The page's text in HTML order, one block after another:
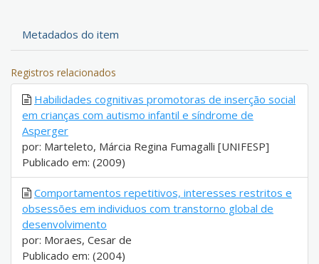
Metadados do item
Registros relacionados
Habilidades cognitivas promotoras de inserção social
em crianças com autismo infantil e síndrome de
Asperger
por: Marteleto, Márcia Regina Fumagalli [UNIFESP]
Publicado em: (2009)
Comportamentos repetitivos, interesses restritos e
obsessões em individuos com transtorno global de
desenvolvimento
por: Moraes, Cesar de
Publicado em: (2004)